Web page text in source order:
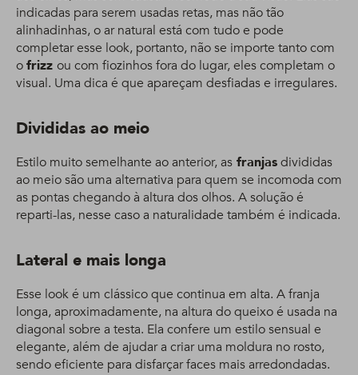
indicadas para serem usadas retas, mas não tão
alinhadinhas, o ar natural está com tudo e pode
completar esse look, portanto, não se importe tanto com
ofrizz ou com fiozinhos fora do lugar, eles completam o
visual. Uma dica é que apareçam desfiadas e irregulares.
Divididas ao meio
Estilo muito semelhante ao anterior, as franjasdivididas
ao meio são uma alternativa para quem se incomoda com
as pontas chegando à altura dos olhos. A solução é
reparti-las, nesse caso a naturalidade também é indicada.
Lateral e mais longa
Esse look é um clássico que continua em alta. A franja
longa, aproximadamente, na altura do queixo é usada na
diagonal sobre a testa. Ela confere um estilo sensual e
elegante, além de ajudar a criar uma moldura no rosto,
sendo eficiente para disfarçar faces mais arredondadas.